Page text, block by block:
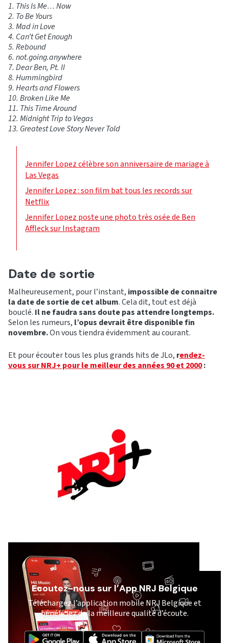
1. This Is Me… Now
2. To Be Yours
3. Mad in Love
4. Can’t Get Enough
5. Rebound
6. not.going.anywhere
7. Dear Ben, Pt. II
8. Hummingbird
9. Hearts and Flowers
10. Broken Like Me
11. This Time Around
12. Midnight Trip to Vegas
13. Greatest Love Story Never Told
Jennifer Lopez célèbre son anniversaire de mariage à
Las Vegas
Jennifer Lopez : son film bat tous les records sur
Netflix
Jennifer Lopez poste une photo très osée de Ben
Affleck sur Instagram
Date de sortie
Malheureusement, pour l’instant, impossible de connaitre
la date de sortie de cet album. Cela dit, tout est déjà
bouclé. Il ne faudra sans doute pas attendre longtemps.
Selon les rumeurs, l’opus devrait être disponible fin
novembre.On vous tiendra évidemment au courant.
Et pour écouter tous les plus grands hits de JLo, rendez-
vous sur NRJ+ pour le meilleur des années 90 et 2000:
Ecoutez-nous sur l’App NRJ Belgique
Téléchargez l’application mobile NRJ Belgique et
bénéficiez de la meilleure qualité d’écoute.